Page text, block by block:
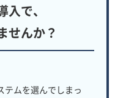
で、
せんか？
テムを選んでしまっ